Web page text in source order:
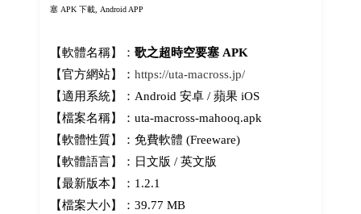
塞 APK 下載, Android APP
【軟體名稱】： 歌之超時空要塞 APK
【官方網站】： https://uta-macross.jp/
【適用系統】：Android 安卓 / 蘋果 iOS
【檔案名稱】：uta-macross-mahooq.apk
【軟體性質】：免費軟體 (Freeware)
【軟體語言】：日文版 / 英文版
【最新版本】：1.2.1
【檔案大小】：39.77 MB